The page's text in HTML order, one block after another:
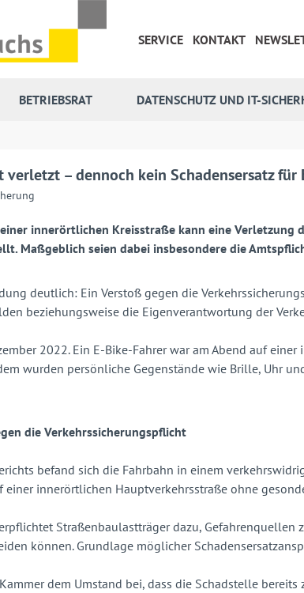
SERVICE
KONTAKT
BETRIEBSRAT DATENSCHUTZ UND IT-
– dennoch kein Schadensersatz für
innerörtlichen Kreisstraße kann eine
Maßgeblich seien dabei insbesondere die
deutlich: Ein Verstoß gegen die
beziehungsweise die Eigenverantwortung der
2022. Ein E-Bike-Fahrer war am Abend auf
wurden persönliche Gegenstände wie Brille, Uhr
die Verkehrssicherungspflicht
befand sich die Fahrbahn in einem
einer innerörtlichen Hauptverkehrsstraße ohne
Straßenbaulastträger dazu,
können. Grundlage möglicher
dem Umstand bei, dass die Schadstelle